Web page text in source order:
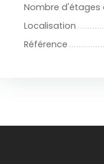
Nombre d'étages
Localisation
Référence